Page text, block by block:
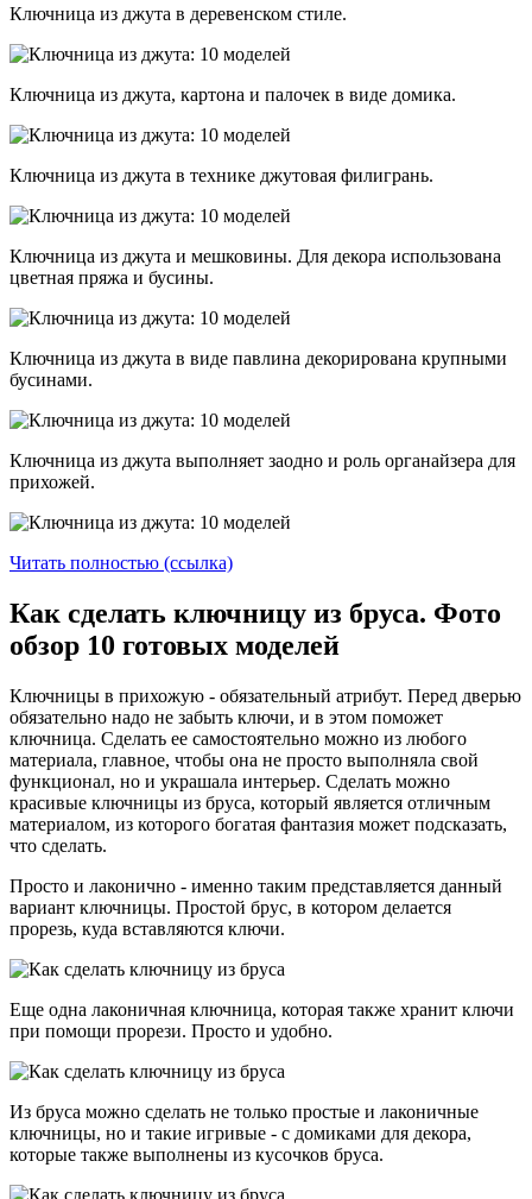
Ключница из джута в деревенском стиле.
Ключница из джута, картона и палочек в виде домика.
Ключница из джута в технике джутовая филигрань.
Ключница из джута и мешковины. Для декора использована
цветная пряжа и бусины.
Ключница из джута в виде павлина декорирована крупными
бусинами.
Ключница из джута выполняет заодно и роль органайзера для
прихожей.
Читать полностью (ссылка)
Как сделать ключницу из бруса. Фото
обзор 10 готовых моделей
Ключницы в прихожую - обязательный атрибут. Перед дверью
обязательно надо не забыть ключи, и в этом поможет
ключница. Сделать ее самостоятельно можно из любого
материала, главное, чтобы она не просто выполняла свой
функционал, но и украшала интерьер. Сделать можно
красивые ключницы из бруса, который является отличным
материалом, из которого богатая фантазия может подсказать,
что сделать.
Просто и лаконично - именно таким представляется данный
вариант ключницы. Простой брус, в котором делается
прорезь, куда вставляются ключи.
Еще одна лаконичная ключница, которая также хранит ключи
при помощи прорези. Просто и удобно.
Из бруса можно сделать не только простые и лаконичные
ключницы, но и такие игривые - с домиками для декора,
которые также выполнены из кусочков бруса.